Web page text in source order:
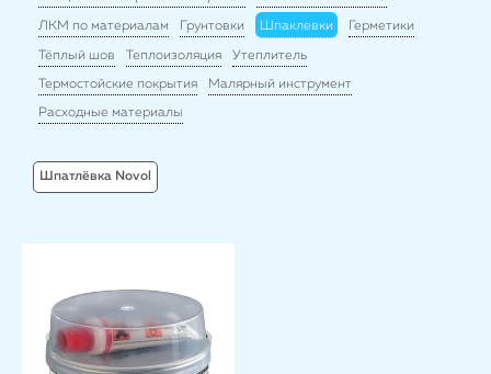
ЛКМ по материалам Грунтовки Шпаклевки Герметики
Тёплый шов Теплоизоляция Утеплитель
Термостойские покрытия Малярный инструмент
Расходные материалы
Шпатлёвка Novol